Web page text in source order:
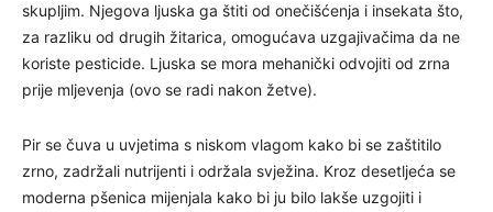
skupljim. Njegova ljuska ga štiti od onečišćenja i insekata što,
za razliku od drugih žitarica, omogućava uzgajivačima da ne
koriste pesticide. Ljuska se mora mehanički odvojiti od zrna
prije mljevenja (ovo se radi nakon žetve).
Pir se čuva u uvjetima s niskom vlagom kako bi se zaštitilo
zrno, zadržali nutrijenti i održala svježina. Kroz desetljeća se
moderna pšenica mijenjala kako bi ju bilo lakše uzgojiti i